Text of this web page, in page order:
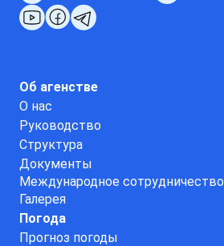
Об агенстве
О нас
Руководство
Структура
Документы
Международное сотрудничество
Галерея
Погода
Прогноз погоды